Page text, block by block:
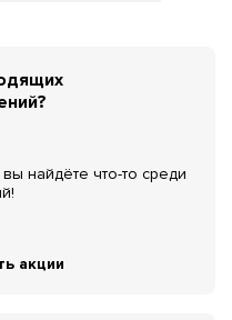
найдёте что-то среди
акции